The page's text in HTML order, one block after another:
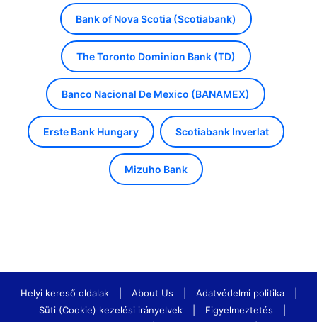
Bank of Nova Scotia (Scotiabank)
The Toronto Dominion Bank (TD)
Banco Nacional De Mexico (BANAMEX)
Erste Bank Hungary Scotiabank Inverlat
Mizuho Bank
Helyi kereső oldalak About Us Adatvédelmi politika
Süti (Cookie) kezelési irányelvek
Figyelmeztetés